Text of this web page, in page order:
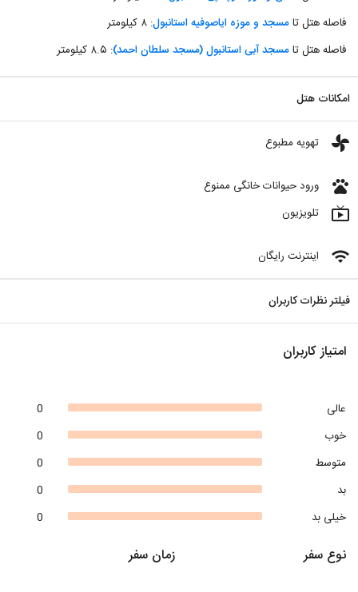
فاصله هتل تامسجد و موزه ایاصوفیه استانبول: ۸ کیلومتر
فاصله هتل تامسجد آبی استانبول (مسجد سلطان احمد): ۸.۵ کیلومتر
امکانات هتل
toys تهویه مطبوع
pets ورود حیوانات خانگی ممنوع
live_tv تلویزیون
wifi اینترنت رایگان
فیلتر نظرات کاربران
امتیاز کاربران
0
عالی
0
خوب
0
متوسط
0
بد
0
خیلی بد
زمان سفر نوع سفر